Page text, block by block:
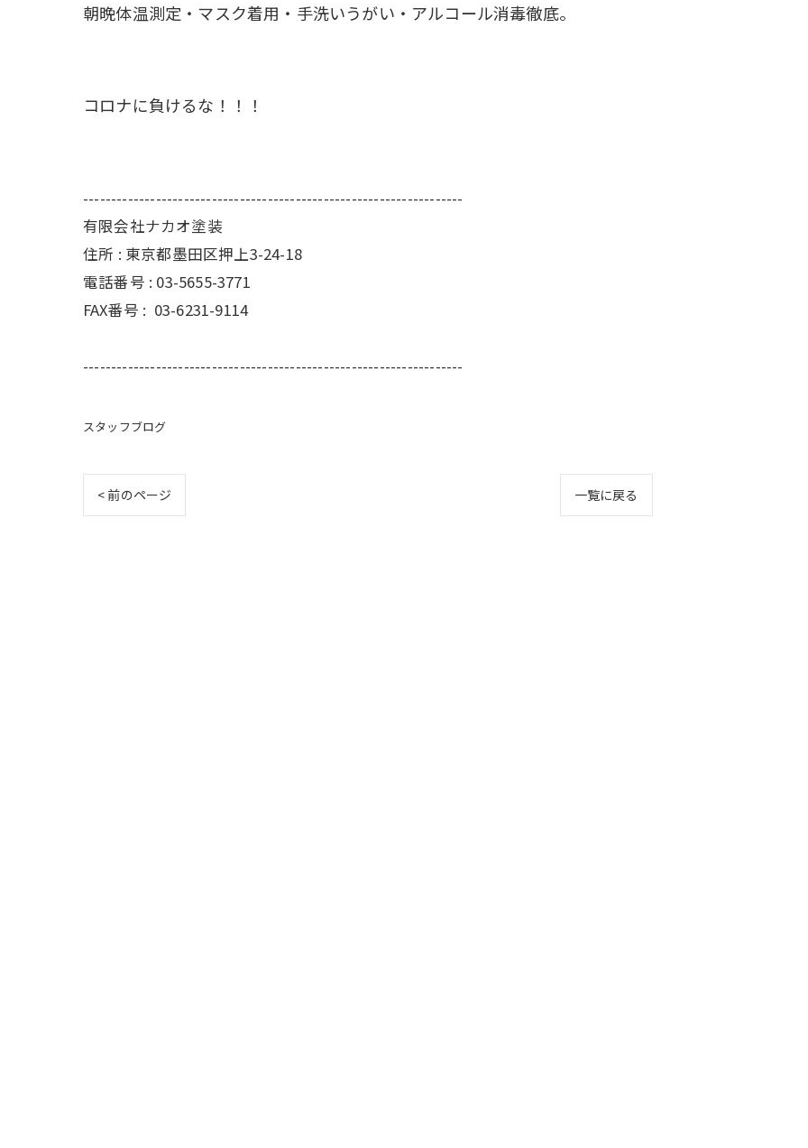
朝晩体温測定・マスク着用・手洗いうがい・アルコール消毒徹底。
コロナに負けるな！！！
--------------------------------------------------------------------
有限会社ナカオ塗装
住所 : 東京都墨田区押上3-24-18
電話番号 : 03-5655-3771
FAX番号 : 03-6231-9114
--------------------------------------------------------------------
スタッフブログ
< 前のページ 一覧に戻る